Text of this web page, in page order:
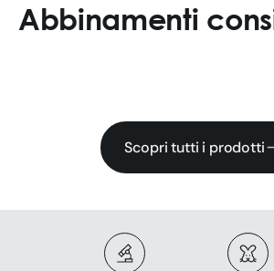
Abbinamenti
Scopri tutti i prodotti